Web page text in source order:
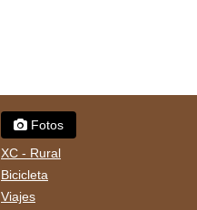
Fotos
XC - Rural
Bicicleta
Viajes